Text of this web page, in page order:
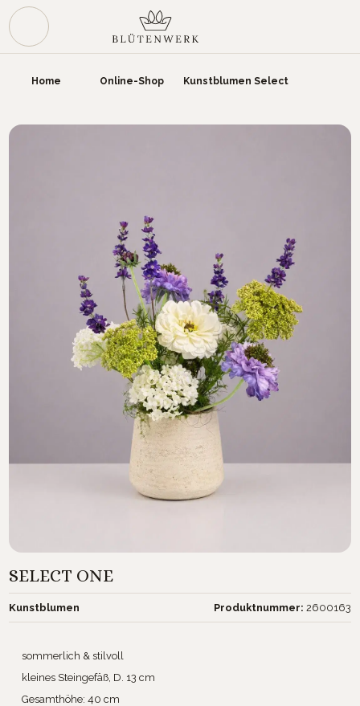
Zum Hauptinhalt springen
Home Online-Shop Kunstblumen Select
Bildergalerie überspringen
SELECT ONE
Kunstblumen Produktnummer: 2600163
sommerlich & stilvoll
kleines Steingefäß, D. 13 cm
Gesamthöhe: 40 cm